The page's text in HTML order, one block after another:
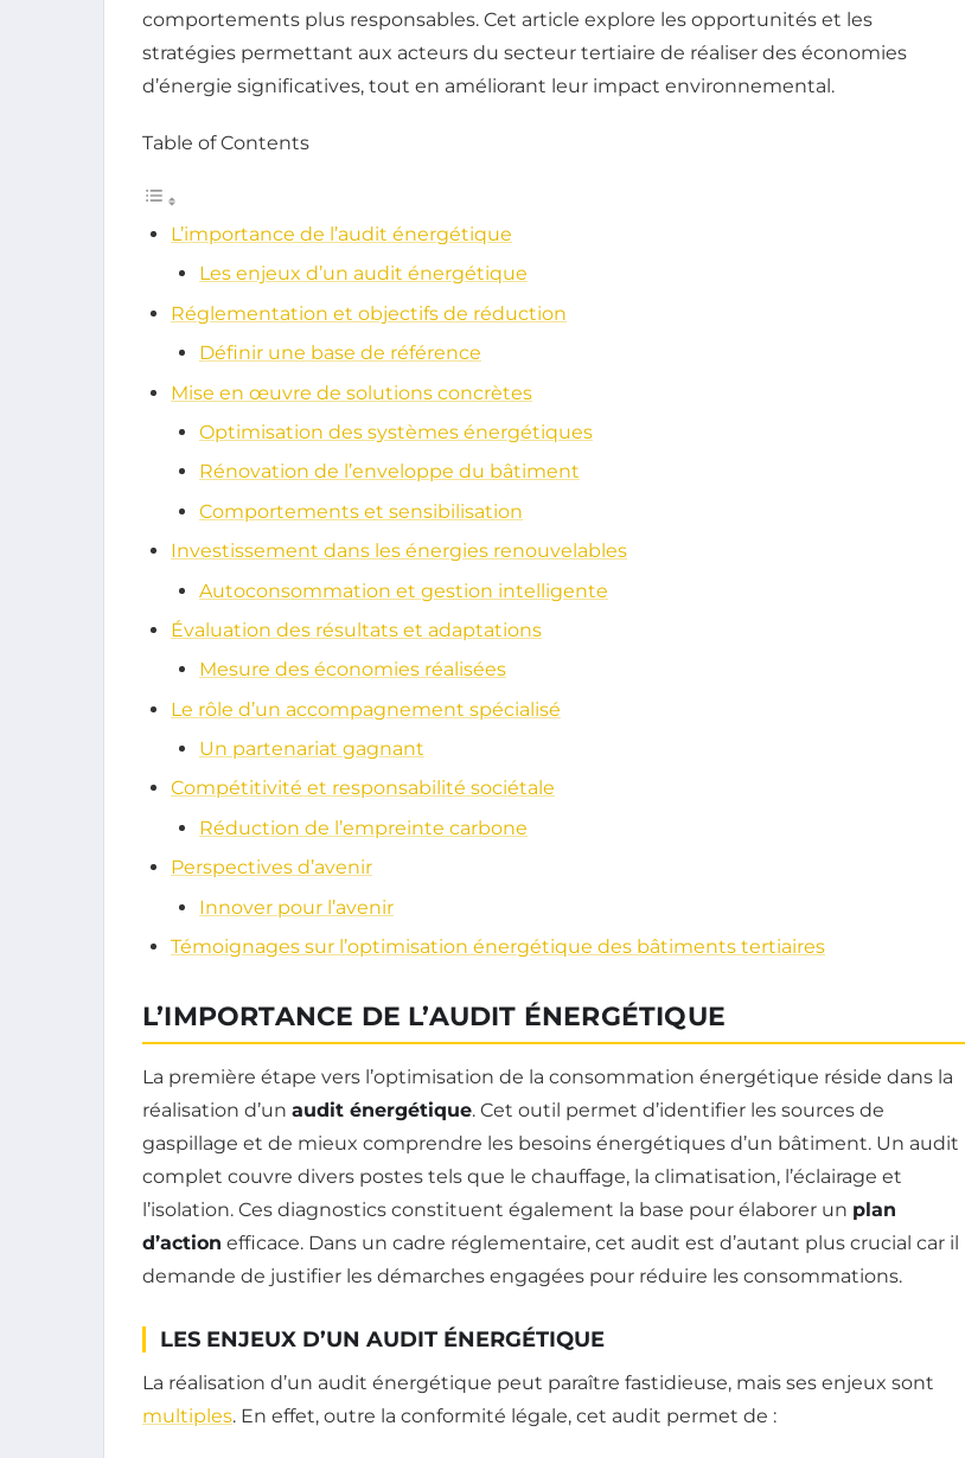
comportements plus responsables. Cet article explore les opportunités et les
stratégies permettant aux acteurs du secteur tertiaire de réaliser des économies
d’énergie significatives, tout en améliorant leur impact environnemental.
Table of Contents
L’importance de l’audit énergétique
Les enjeux d’un audit énergétique
Réglementation et objectifs de réduction
Définir une base de référence
Mise en œuvre de solutions concrètes
Optimisation des systèmes énergétiques
Rénovation de l’enveloppe du bâtiment
Comportements et sensibilisation
Investissement dans les énergies renouvelables
Autoconsommation et gestion intelligente
Évaluation des résultats et adaptations
Mesure des économies réalisées
Le rôle d’un accompagnement spécialisé
Un partenariat gagnant
Compétitivité et responsabilité sociétale
Réduction de l’empreinte carbone
Perspectives d’avenir
Innover pour l’avenir
Témoignages sur l’optimisation énergétique des bâtiments tertiaires
L’IMPORTANCE DE L’AUDIT ÉNERGÉTIQUE
La première étape vers l’optimisation de la consommation énergétique réside dans la
réalisation d’un audit énergétique. Cet outil permet d’identifier les sources de
gaspillage et de mieux comprendre les besoins énergétiques d’un bâtiment. Un audit
complet couvre divers postes tels que le chauffage, la climatisation, l’éclairage et
l’isolation. Ces diagnostics constituent également la base pour élaborer un plan
d’action efficace. Dans un cadre réglementaire, cet audit est d’autant plus crucial car il
demande de justifier les démarches engagées pour réduire les consommations.
LES ENJEUX D’UN AUDIT ÉNERGÉTIQUE
La réalisation d’un audit énergétique peut paraître fastidieuse, mais ses enjeux sont
multiples. En effet, outre la conformité légale, cet audit permet de :